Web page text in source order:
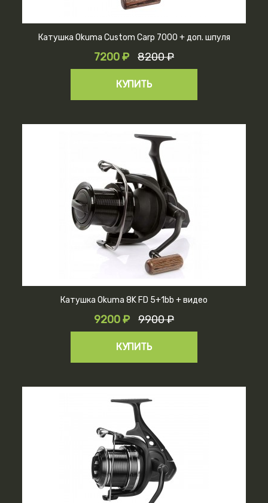
Катушка Okuma Custom Carp 7000 + доп. шпуля
7200 ₽ 8200 ₽
КУПИТЬ
Катушка Okuma 8K FD 5+1bb + видео
9200 ₽ 9900 ₽
КУПИТЬ